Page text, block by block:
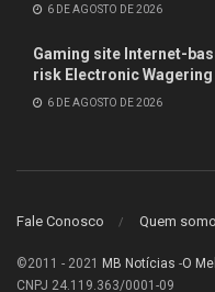
6 DE AGOSTO DE 2026
Gaming site Internet-
risk Electronic Wagering
6 DE AGOSTO DE 2026
Fale Conosco Quem
©2011 - 2021 MB Notícias -O
CNPJ 24.119.363/0001-09